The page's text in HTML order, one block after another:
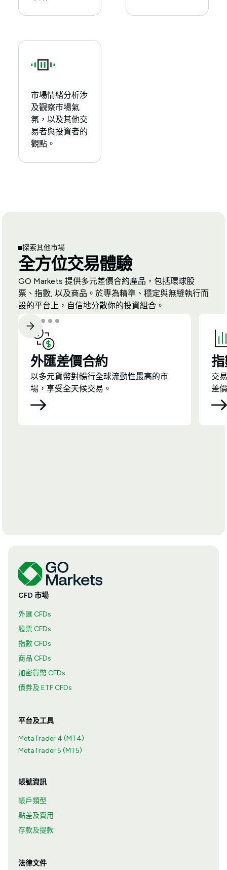
市場情緒分析涉
及觀察市場氣
氛，以及其他交
易者與投資者的
觀點。
探索其他市場
全方位交易體驗
GO Markets 提供多元差價合約產品，包括環球股
票、指數, 以及商品。於專為精準、穩定與無縫執行而
設的平台上，自信地分散你的投資組合。
外匯差價合約
以多元貨幣對暢行全球流動性最高的市
場，享受全天候交易。
交
差
CFD 市場
外匯 CFDs
股票 CFDs
指數 CFDs
商品 CFDs
加密貨幣 CFDs
債券及 ETF CFDs
平台及工具
MetaTrader 4 (MT4)
MetaTrader 5 (MT5)
帳號資訊
帳戶類型
點差及費用
存款及提款
法律文件